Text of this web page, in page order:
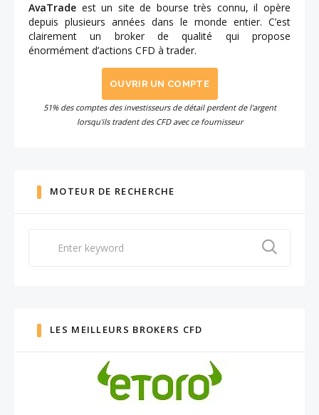
AvaTrade est un site de bourse très connu, il opère
depuis plusieurs années dans le monde entier. C’est
clairement un broker de qualité qui propose
énormément d’actions CFD à trader.
OUVRIR UN COMPTE
51% des comptes des investisseurs de détail perdent de l'argent
lorsqu'ils tradent des CFD avec ce fournisseur
MOTEUR DE RECHERCHE
LES MEILLEURS BROKERS CFD